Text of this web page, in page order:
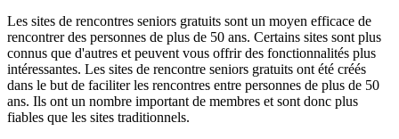
Les sites de rencontres seniors gratuits sont un moyen efficace de
rencontrer des personnes de plus de 50 ans. Certains sites sont plus
connus que d'autres et peuvent vous offrir des fonctionnalités plus
intéressantes. Les sites de rencontre seniors gratuits ont été créés
dans le but de faciliter les rencontres entre personnes de plus de 50
ans. Ils ont un nombre important de membres et sont donc plus
fiables que les sites traditionnels.